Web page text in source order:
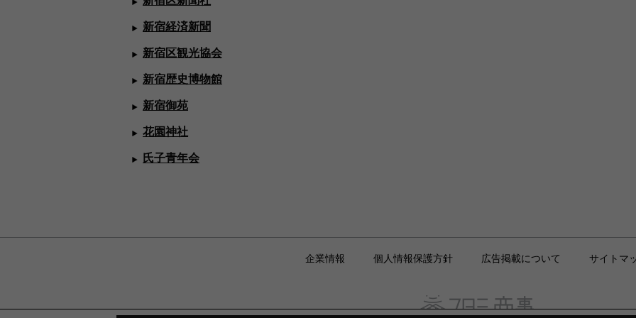
新宿経済新聞
新宿区観光協会
新宿歴史博物館
新宿御苑
花園神社
氏子青年会
企業情報 個人情報保護方針 広告掲載について サイトマ